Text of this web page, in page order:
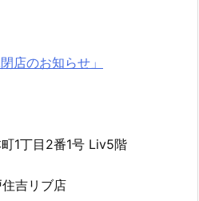
店のお知らせ」
1丁目2番1号 Liv5階
吉リブ店